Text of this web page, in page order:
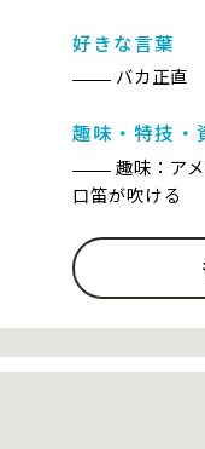
好きな言葉
バカ正直
趣味・特技・
趣味：ア
口笛が吹ける